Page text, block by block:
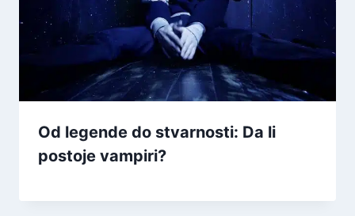
Od legende do stvarnosti: Da li
postoje vampiri?